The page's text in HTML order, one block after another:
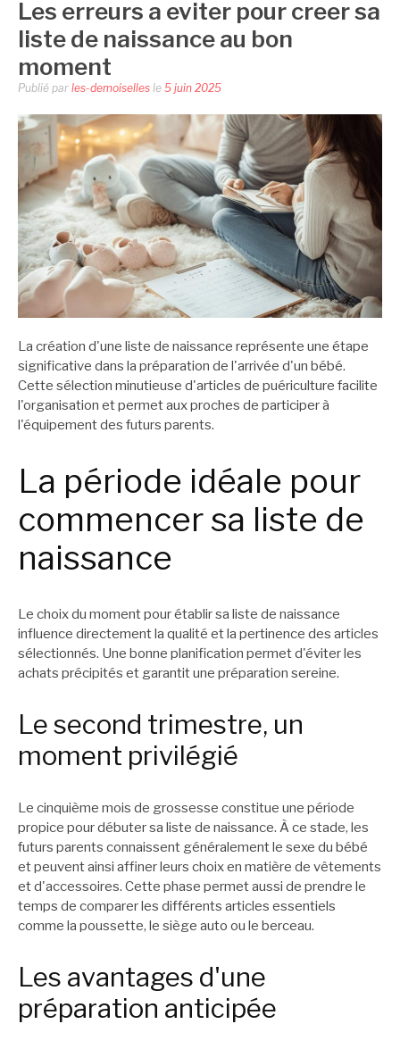
Les erreurs a eviter pour creer sa
liste de naissance au bon
moment
Publié par les-demoiselles le 5 juin 2025
La création d'une liste de naissance représente une étape
significative dans la préparation de l'arrivée d'un bébé.
Cette sélection minutieuse d'articles de puériculture facilite
l'organisation et permet aux proches de participer à
l'équipement des futurs parents.
La période idéale pour
commencer sa liste de
naissance
Le choix du moment pour établir sa liste de naissance
influence directement la qualité et la pertinence des articles
sélectionnés. Une bonne planification permet d'éviter les
achats précipités et garantit une préparation sereine.
Le second trimestre, un
moment privilégié
Le cinquième mois de grossesse constitue une période
propice pour débuter sa liste de naissance. À ce stade, les
futurs parents connaissent généralement le sexe du bébé
et peuvent ainsi affiner leurs choix en matière de vêtements
et d'accessoires. Cette phase permet aussi de prendre le
temps de comparer les différents articles essentiels
comme la poussette, le siège auto ou le berceau.
Les avantages d'une
préparation anticipée